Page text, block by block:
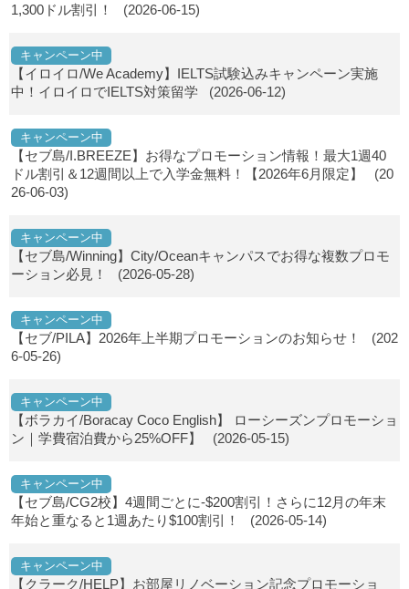
1,300ドル割引！
(2026-06-15)
キャンペーン中
【イロイロ/We Academy】IELTS試験込みキャンペーン実施
中！イロイロでIELTS対策留学 (2026-06-12)
キャンペーン中
【セブ島/I.BREEZE】お得なプロモーション情報！最大1週40
ドル割引＆12週間以上で入学金無料！【2026年6月限定】
(20
26-06-03)
キャンペーン中
【セブ島/Winning】City/Oceanキャンパスでお得な複数プロモ
ーション必見！
(2026-05-28)
キャンペーン中
【セブ/PILA】2026年上半期プロモーションのお知らせ！
(202
6-05-26)
キャンペーン中
【ボラカイ/Boracay Coco English】 ローシーズンプロモーショ
ン｜学費宿泊費から25%OFF】
(2026-05-15)
キャンペーン中
【セブ島/CG2校】4週間ごとに-$200割引！さらに12月の年末
年始と重なると1週あたり$100割引！
(2026-05-14)
キャンペーン中
【クラーク/HELP】お部屋リノベーション記念プロモーショ